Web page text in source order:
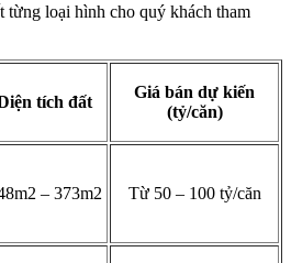
từng loại hình cho quý khách tham
tích đất
Giá bán dự kiến
(tỷ/căn)
– 373m2 Từ 50 – 100 tỷ/căn